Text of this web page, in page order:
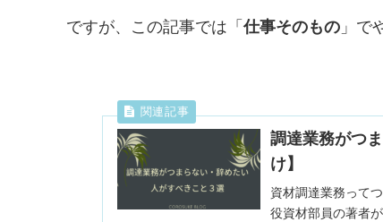
ですが、この記事では「 仕事そのもの 」で
調達業務がつ
け】
資材調達業務って
役資材部員の著者